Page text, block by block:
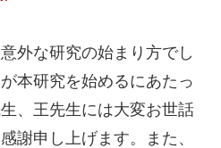
外な研究の始まり方でし
本研究を始めるにあたっ
、王先生には大変お世話
謝申し上げます。また、